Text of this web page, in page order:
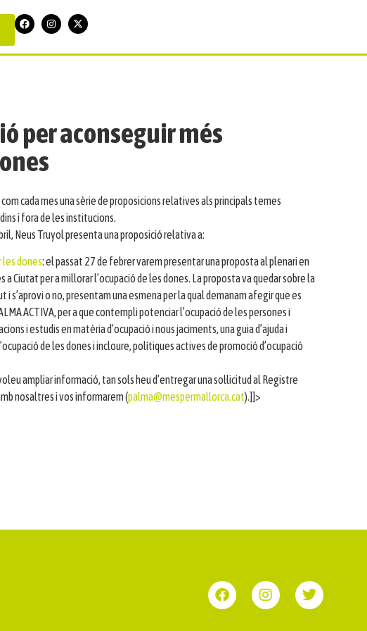
per aconseguir més
cada mes una sèrie de proposicions relatives als principals temes
i fora de les institucions.
Neus Truyol presenta una proposició relativa a:
les dones: el passat 27 de febrer varem presentar una proposta al plenari en
a Ciutat per a millorar l’ocupació de les dones. La proposta va quedar sobre la
i s’aprovi o no, presentam una esmena per la qual demanam afegir que es
ACTIVA, per a que contempli potenciar l’ocupació de les persones i
i estudis en matèria d’ocupació i nous jaciments, una guia d’ajuda i
de les dones i incloure, polítiques actives de promoció d’ocupació
ampliar informació, tan sols heu d’entregar una sol·licitud al Registre
nosaltres i vos informarem (palma@mespermallorca.cat).]]>